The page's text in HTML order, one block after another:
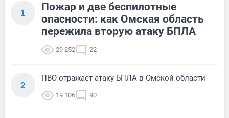
1
Пожар и две беспилотные
опасности: как Омская область
пережила вторую атаку БПЛА
29 252 22
2
ПВО отражает атаку БПЛА в Омской области
19 106 90